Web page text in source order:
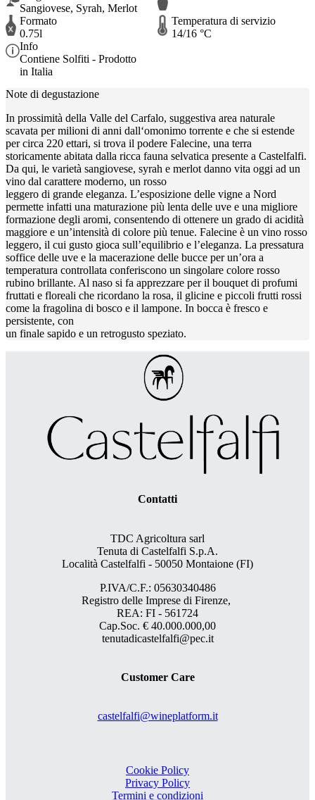
Sangiovese, Syrah, Merlot
Formato
0.75l
Temperatura di servizio
14/16 °C
Info
Contiene Solfiti - Prodotto
in Italia
Note di degustazione
In prossimità della Valle del Carfalo, suggestiva area naturale
scavata per milioni di anni dall‘omonimo torrente e che si estende
per circa 220 ettari, si trova il podere Falecine, una terra
storicamente abitata dalla ricca fauna selvatica presente a Castelfalfi.
Da qui, le varietà sangiovese, syrah e merlot danno vita oggi ad un
vino dal carattere moderno, un rosso
leggero di grande eleganza. L’esposizione delle vigne a Nord
permette infatti una maturazione più lenta delle uve e una migliore
formazione degli aromi, consentendo di ottenere un grado di acidità
maggiore e un’intensità di colore più tenue. Falecine è un vino rosso
leggero, il cui gusto gioca sull’equilibrio e l’eleganza. La pressatura
soffice delle uve e la macerazione delle bucce per un’ora a
temperatura controllata conferiscono un singolare colore rosso
rubino brillante. Al naso si fa apprezzare per il bouquet di profumi
fruttati e floreali che ricordano la rosa, il glicine e piccoli frutti rossi
come la fragolina di bosco e il lampone. In bocca è fresco e
persistente, con
un finale sapido e un retrogusto speziato.
Contatti
TDC Agricoltura sarl
Tenuta di Castelfalfi S.p.A.
Località Castelfalfi - 50050 Montaione (FI)
P.IVA/C.F.: 05630340486
Registro delle Imprese di Firenze,
REA: FI - 561724
Cap.Soc. € 40.000.000,00
tenutadicastelfalfi@pec.it
Customer Care
castelfalfi@wineplatform.it
Cookie Policy
Privacy Policy
Termini e condizioni